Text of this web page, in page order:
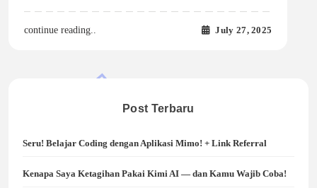
continue reading.. July 27, 2025
Post Terbaru
Seru! Belajar Coding dengan Aplikasi Mimo! + Link Referral
Kenapa Saya Ketagihan Pakai Kimi AI — dan Kamu Wajib Coba!